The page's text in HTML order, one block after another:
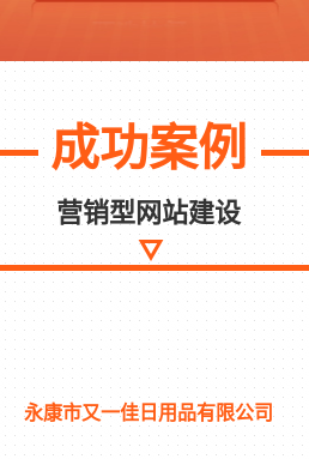
成功案例
营销型网站建设
永康市又一佳日用品有限公司